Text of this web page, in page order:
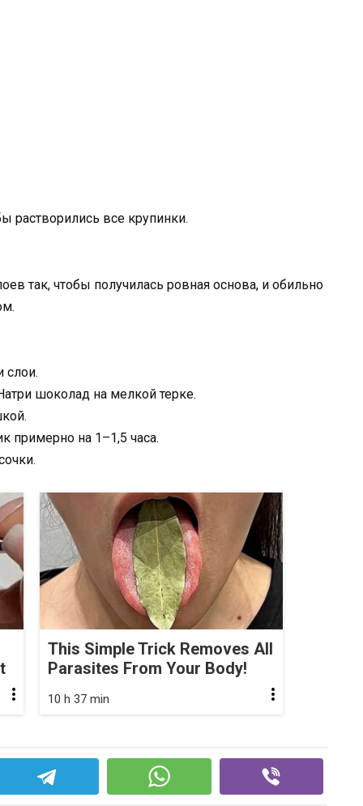
растворились все крупинки.
так, чтобы получилась ровная основа, и обильно
слои.
шоколад на мелкой терке.
примерно на 1–1,5 часа.
This Simple Trick Removes All
Parasites From Your Body!
10 h 37 min